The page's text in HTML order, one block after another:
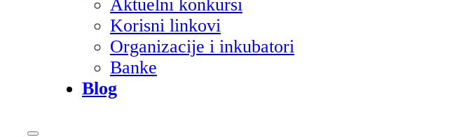
Aktuelni konkursi
Korisni linkovi
Organizacije i inkubatori
Banke
Blog